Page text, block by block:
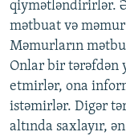
qiymətləndirirlər.
mətbuat və
Məmurların
Onlar bir tərəfdən
etmirlər, ona
istəmirlər. Digər
altında saxlayır,